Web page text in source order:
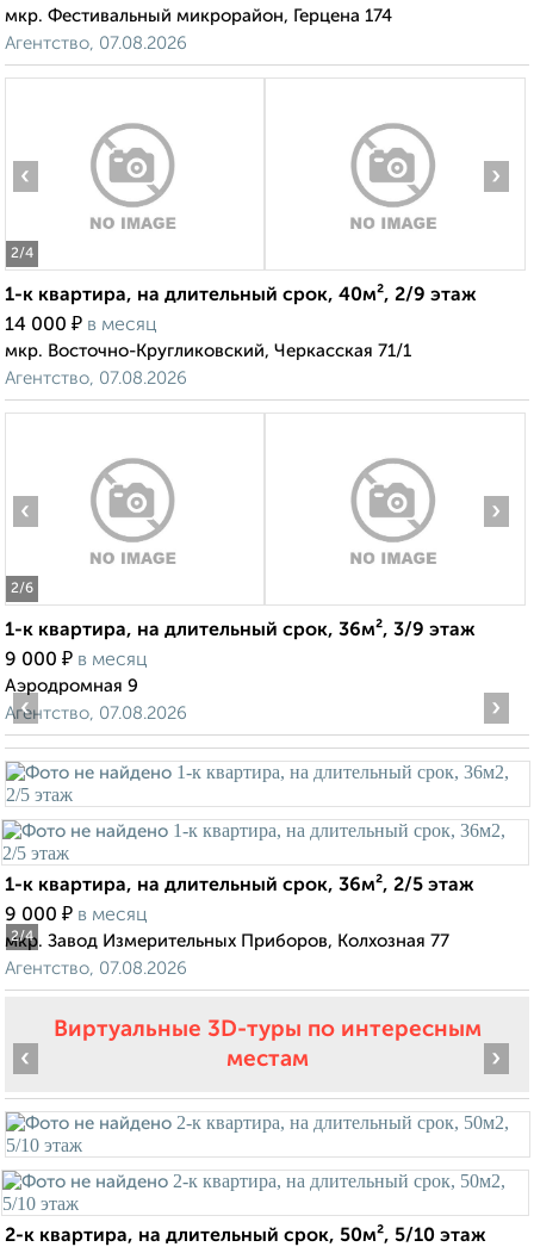
мкр. Фестивальный микрорайон, Герцена 174
Агентство, 07.08.2026
2/4
‹ ›
1-к квартира, на длительный срок, 40м², 2/9 этаж
14 000 ₽ в месяц
мкр. Восточно-Кругликовский, Черкасская 71/1
Агентство, 07.08.2026
2/6
‹ ›
1-к квартира, на длительный срок, 36м², 3/9 этаж
9 000 ₽ в месяц
Аэродромная 9
Агентство, 07.08.2026
2/4
‹ ›
1-к квартира, на длительный срок, 36м², 2/5 этаж
9 000 ₽ в месяц
мкр. Завод Измерительных Приборов, Колхозная 77
Агентство, 07.08.2026
Виртуальные 3D-туры по интересным
местам
‹ ›
2-к квартира, на длительный срок, 50м², 5/10 этаж